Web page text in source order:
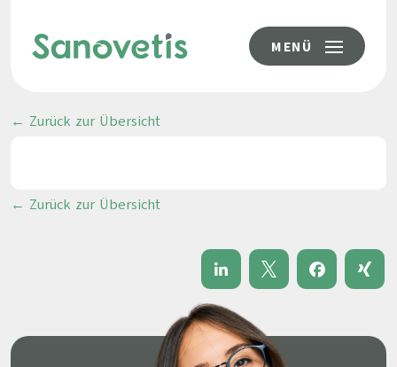
MENÜ
← Zurück zur Übersicht
← Zurück zur Übersicht